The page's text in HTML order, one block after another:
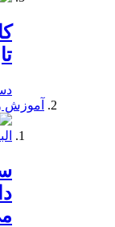
آموزش